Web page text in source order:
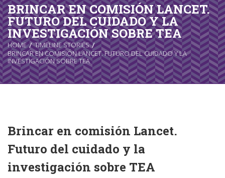
BRINCAR EN COMISIÓN LANCET.
FUTURO DEL CUIDADO Y LA
INVESTIGACIÓN SOBRE TEA
HOME
TIMELINE STORIES
BRINCAR EN COMISIÓN LANCET. FUTURO DEL CUIDADO Y LA
INVESTIGACIÓN SOBRE TEA
Brincar en comisión Lancet.
Futuro del cuidado y la
investigación sobre TEA